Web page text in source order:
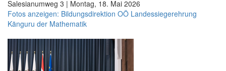
Salesianumweg 3 | Montag, 18. Mai 2026
Fotos anzeigen: Bildungsdirektion OÖ Landessiegerehrung
Känguru der Mathematik